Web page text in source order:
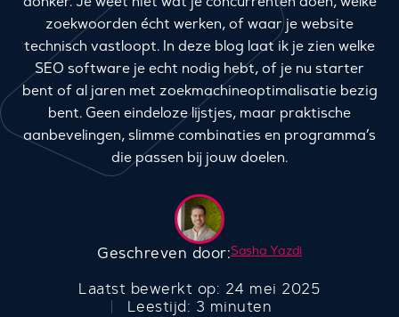
Sasha Yazdi
Geschreven door:
Laatst bewerkt op: 24 mei 2025
Leestijd: 3 minuten
zoekwoorden écht werken, of waar je website
technisch vastloopt. In deze blog laat ik je zien welke
SEO software je echt nodig hebt, of je nu starter
bent of al jaren met zoekmachineoptimalisatie bezig
bent. Geen eindeloze lijstjes, maar praktische
aanbevelingen, slimme combinaties en programma’s
die passen bij jouw doelen.